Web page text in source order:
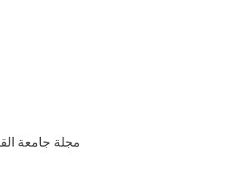
مجلة جامعة